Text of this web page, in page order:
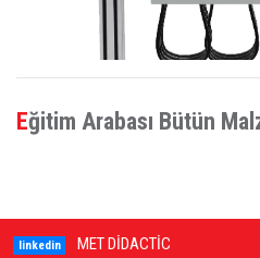
Eğitim Arabası Bütün
linkedin MET DİDACTİC